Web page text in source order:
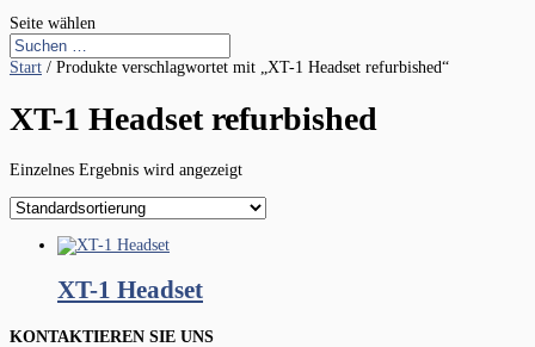
Seite wählen
Start / Produkte verschlagwortet mit „XT-1 Headset refurbished“
XT-1 Headset refurbished
Einzelnes Ergebnis wird angezeigt
XT-1 Headset
KONTAKTIEREN SIE UNS